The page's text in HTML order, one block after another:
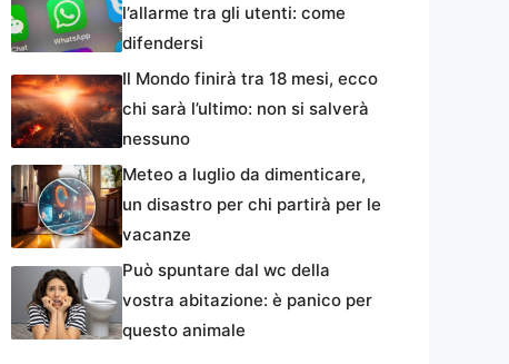
l’allarme tra gli utenti: come
difendersi
Il Mondo finirà tra 18 mesi, ecco
chi sarà l’ultimo: non si salverà
nessuno
Meteo a luglio da dimenticare,
un disastro per chi partirà per le
vacanze
Può spuntare dal wc della
vostra abitazione: è panico per
questo animale